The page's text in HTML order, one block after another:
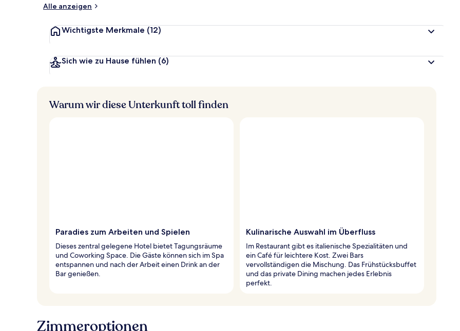
Alle anzeigen
Wichtigste Merkmale (12)
Sich wie zu Hause fühlen (6)
Warum wir diese Unterkunft toll finden
Paradies zum Arbeiten und Spielen
Dieses zentral gelegene Hotel bietet Tagungsräume
und Coworking Space. Die Gäste können sich im Spa
entspannen und nach der Arbeit einen Drink an der
Bar genießen.
Kulinarische Auswahl im Überfluss
Im Restaurant gibt es italienische Spezialitäten und
ein Café für leichtere Kost. Zwei Bars
vervollständigen die Mischung. Das Frühstücksbuffet
und das private Dining machen jedes Erlebnis
perfekt.
Zimmeroptionen